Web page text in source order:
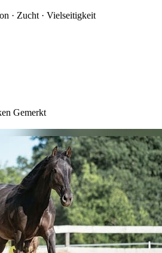
· Zucht · Vielseitigkeit
Gemerkt